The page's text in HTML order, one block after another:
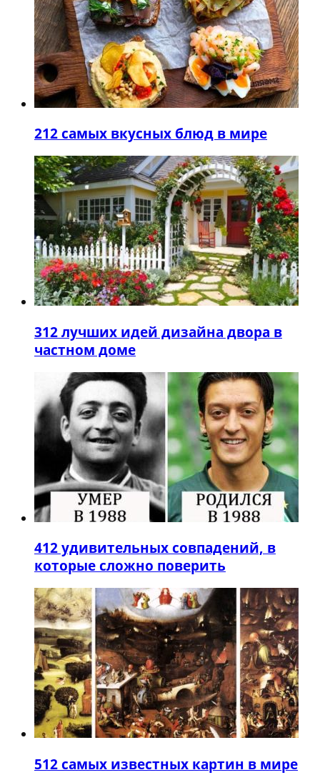
212 самых вкусных блюд в мире
312 лучших идей дизайна двора в
частном доме
412 удивительных совпадений, в
которые сложно поверить
512 самых известных картин в мире